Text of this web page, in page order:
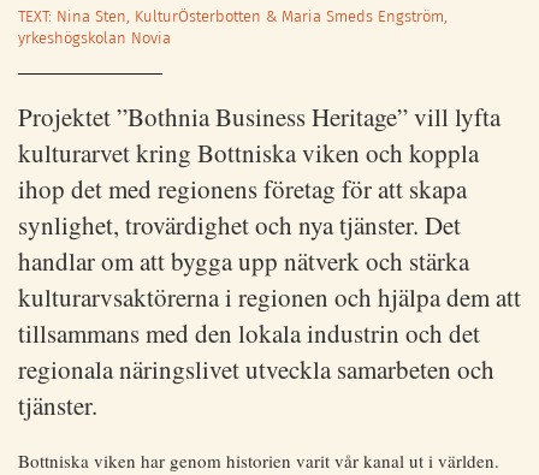
TEXT: Nina Sten, KulturÖsterbotten & Maria Smeds Engström,
yrkeshögskolan Novia
Projektet ”Bothnia Business Heritage” vill lyfta
kulturarvet kring Bottniska viken och koppla
ihop det med regionens företag för att skapa
synlighet, trovärdighet och nya tjänster. Det
handlar om att bygga upp nätverk och stärka
kulturarvsaktörerna i regionen och hjälpa dem att
tillsammans med den lokala industrin och det
regionala näringslivet utveckla samarbeten och
tjänster.
Bottniska viken har genom historien varit vår kanal ut i världen.